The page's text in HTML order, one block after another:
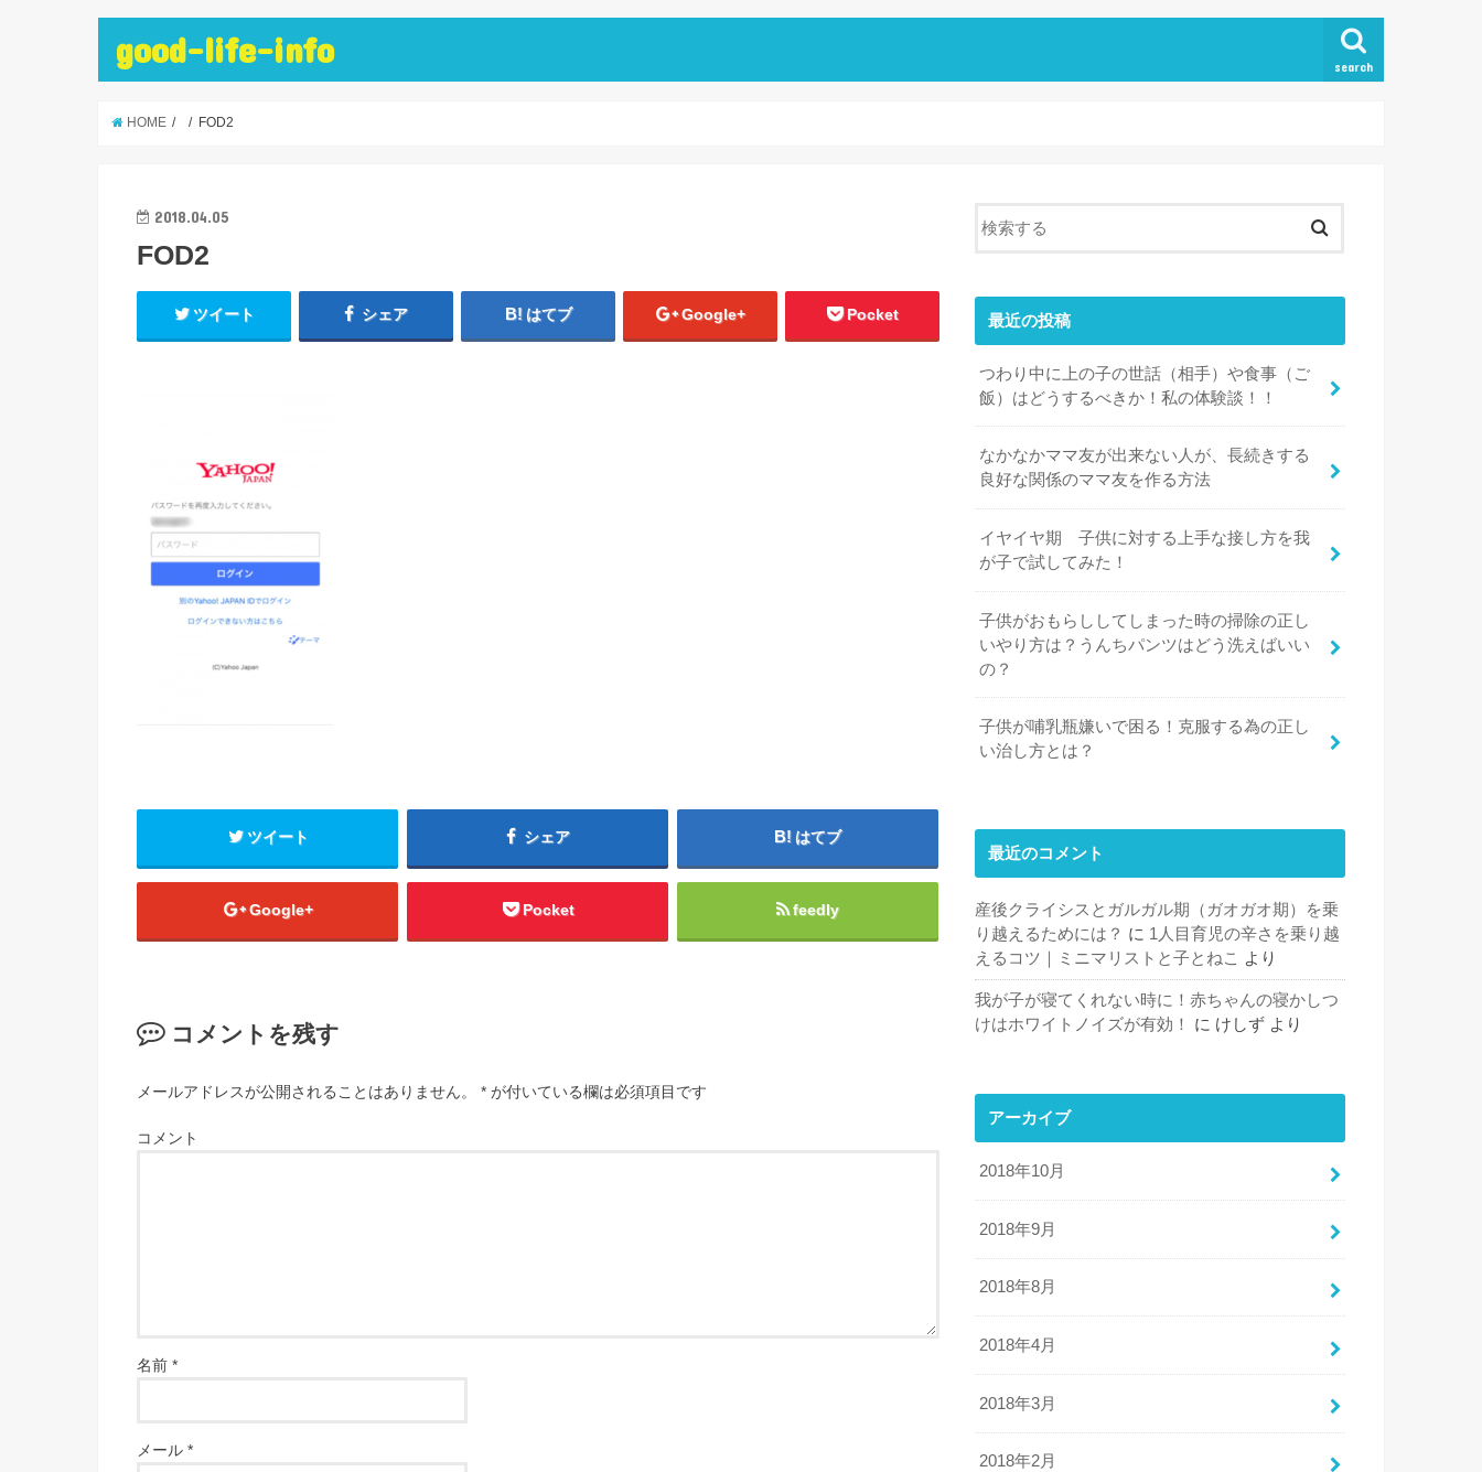
good-life-info search
HOME FOD2
2018.04.05
FOD2
ツイート シェア はてブ Google+ Pocket
ツイート シェア はてブ
Google+ Pocket feedly
コメントを残す
メールアドレスが公開されることはありません。 * が付いている欄は必須項目です
コメント
名前 *
メール *
最近の投稿
つわり中に上の子の世話（相手）や食事（ご
飯）はどうするべきか！私の体験談！！
なかなかママ友が出来ない人が、長続きする
良好な関係のママ友を作る方法
イヤイヤ期 子供に対する上手な接し方を我
が子で試してみた！
子供がおもらししてしまった時の掃除の正し
いやり方は？うんちパンツはどう洗えばいい
の？
子供が哺乳瓶嫌いで困る！克服する為の正し
い治し方とは？
最近のコメント
産後クライシスとガルガル期（ガオガオ期）を乗
り越えるためには？ に 1人目育児の辛さを乗り越
えるコツ｜ミニマリストと子とねこ より
我が子が寝てくれない時に！赤ちゃんの寝かしつ
けはホワイトノイズが有効！
に けしず より
アーカイブ
2018年10月
2018年9月
2018年8月
2018年4月
2018年3月
2018年2月